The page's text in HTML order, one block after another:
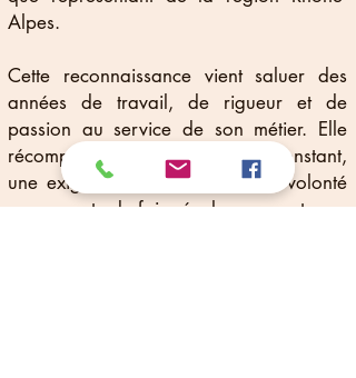
Alpes.
Cette reconnaissance vient saluer des
années de travail, de rigueur et de
passion au service de son métier. Elle
récompense un engagement constant,
une exigence de qualité et une volonté
permanente de faire évoluer son art.